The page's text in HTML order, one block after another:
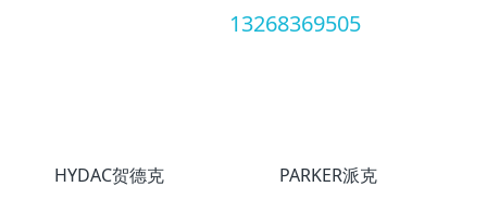
13268369505
HYDAC贺德克 PARKER派克